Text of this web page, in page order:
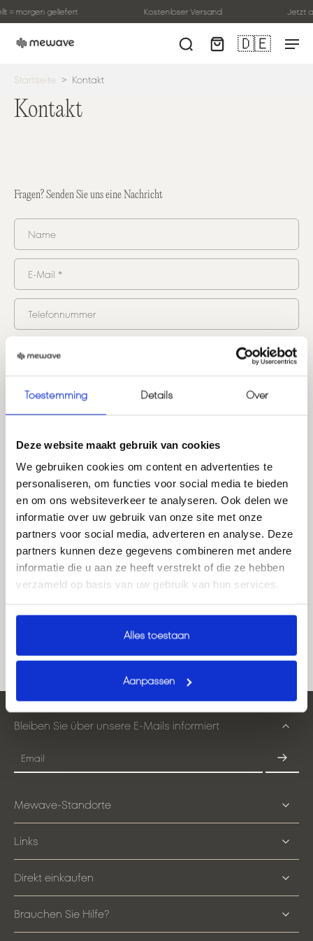
Toestemming Details Over
Deze website maakt gebruik van cookies
We gebruiken cookies om content en advertenties te
personaliseren, om functies voor social media te bieden
en om ons websiteverkeer te analyseren. Ook delen we
informatie over uw gebruik van onze site met onze
partners voor social media, adverteren en analyse. Deze
partners kunnen deze gegevens combineren met andere
informatie die u aan ze heeft verstrekt of die ze hebben
verzameld op basis van uw gebruik van hun services.
Alles toestaan
Aanpassen
= morgen geliefert Kostenloser Versand Jetzt
🇩🇪
Startseite > Kontakt
Kontakt
Fragen? Senden Sie uns eine Nachricht
Name
E-Mail *
Telefonnummer
Nachricht
Kontaktinformationen
Der Ring 38, Vught
+31 73 750 12 01
*Der Showroom ist nur nach Terminvereinbarung geöffnet.
Sie bitte zunächst Kontakt mit uns auf.
Bleiben Sie über unsere E-Mails informiert
Email
Mewave-Standorte
Links
Direkt einkaufen
Brauchen Sie Hilfe?